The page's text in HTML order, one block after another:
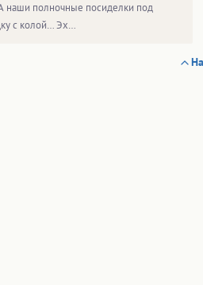
наши полночные посиделки под
с колой… Эх…